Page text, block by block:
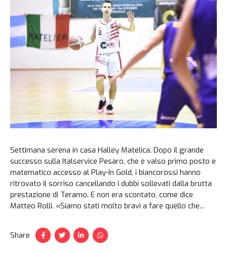
Settimana serena in casa Halley Matelica. Dopo il grande
successo sulla Italservice Pesaro, che è valso primo posto e
matematico accesso al Play-In Gold, i biancorossi hanno
ritrovato il sorriso cancellando i dubbi sollevati dalla brutta
prestazione di Teramo. E non era scontato, come dice
Matteo Rolli. «Siamo stati molto bravi a fare quello che...
Share